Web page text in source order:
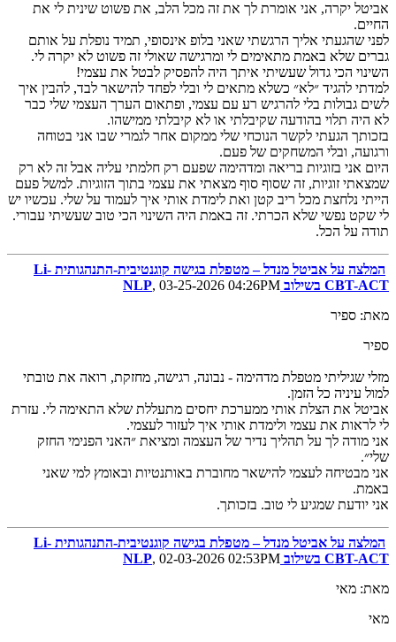
אביטל יקרה, אני אומרת לך את זה מכל הלב, את פשוט שינית לי את
החיים.
לפני שהגעתי אליך הרגשתי שאני בלופ אינסופי, תמיד נופלת על אותם
גברים שלא באמת מתאימים לי ומרגישה שאולי זה פשוט לא יקרה לי.
השינוי הכי גדול שעשיתי איתך היה להפסיק לבטל את עצמי!
למדתי להגיד ״לא״ כשלא מתאים לי ובלי לפחד להישאר לבד, להבין איך
לשים גבולות בלי להרגיש רע עם עצמי, ופתאום הערך העצמי שלי כבר
לא היה תלוי בהודעה שקיבלתי או לא קיבלתי ממישהו.
בזכותך הגעתי לקשר הנוכחי שלי ממקום אחר לגמרי שבו אני בטוחה
ורגועה, ובלי המשחקים של פעם.
היום אני בזוגיות בריאה ומדהימה שפעם רק חלמתי עליה אבל זה לא רק
שמצאתי זוגיות, זה שסוף סוף מצאתי את עצמי בתוך הזוגיות. למשל פעם
הייתי נלחצת מכל ריב קטן ואת לימדת אותי איך לעמוד על שלי. עכשיו יש
לי שקט נפשי שלא הכרתי. זה באמת היה השינוי הכי טוב שעשיתי עבורי.
תודה על הכל.
המלצה על אביטל מנדל – מטפלת בגישה קוגנטיבית-התנהגותית Li-
CBT-ACT בשילוב NLP
, 03-25-2026 04:26PM
מאת: ספיר
ספיר
מזלי שגיליתי מטפלת מדהימה - נבונה, רגישה, מחזקת, רואה את טובתי
למול עיניה כל הזמן.
אביטל את הצלת אותי ממערכת יחסים מתעללת שלא התאימה לי. עזרת
לי לראות את עצמי ולימדת אותי איך לעזור לעצמי.
אני מודה לך על תהליך נדיר של העצמה ומציאת ״האני הפנימי החזק
שלי״.
אני מבטיחה לעצמי להישאר מחוברת באותנטיות ובאומץ למי שאני
באמת.
אני יודעת שמגיע לי טוב. בזכותך.
המלצה על אביטל מנדל – מטפלת בגישה קוגנטיבית-התנהגותית Li-
CBT-ACT בשילוב NLP
, 02-03-2026 02:53PM
מאת: מאי
מאי